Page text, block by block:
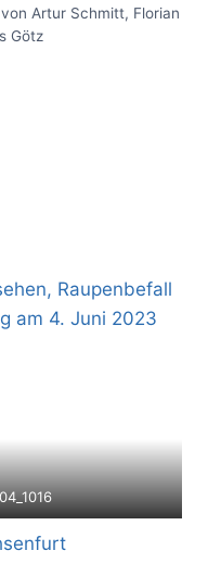
Artur Schmitt, Florian
Götz